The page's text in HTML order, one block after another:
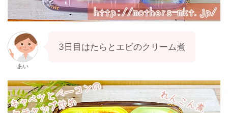
あい
3日目はたらとエビのクリーム煮